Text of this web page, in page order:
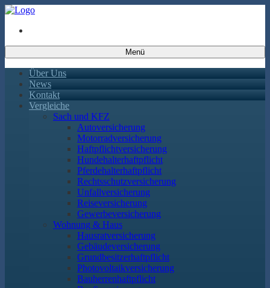
Menü
Über Uns
News
Kontakt
Vergleiche
Sach und KFZ
Autoversicherung
Motorradversicherung
Haftpflichtversicherung
Hundehalterhaftpflicht
Pferdehalterhaftpflicht
Rechtsschutzversicherung
Unfallversicherung
Reiseversicherung
Gewerbeversicherung
Wohnung & Haus
Hausratversicherung
Gebäudeversicherung
Grundbesitzerhaftpflicht
Photovoltaikversicherung
Bauherrenhaftpflicht